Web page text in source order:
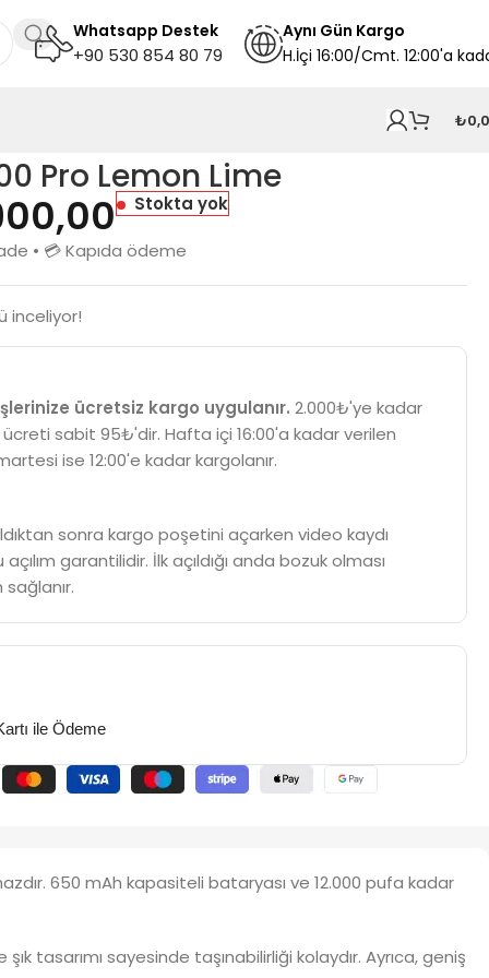
Whatsapp Destek
+90 530 854 80 79
Aynı Gün Kargo
H.İçi 16:00/Cmt. 12:00'a
₺
Pro Lemon Lime
Stokta yok
• 💳 Kapıda ödeme
inceliyor!
ücretsiz kargo uygulanır. 2.000₺'ye kadar
sabit 95₺'dir. Hafta içi 16:00'a kadar verilen
ise 12:00'e kadar kargolanır.
sonra kargo poşetini açarken video kaydı
garantilidir. İlk açıldığı anda bozuk olması
ile Ödeme
650 mAh kapasiteli bataryası ve 12.000 pufa kadar
tasarımı sayesinde taşınabilirliği kolaydır. Ayrıca, geniş